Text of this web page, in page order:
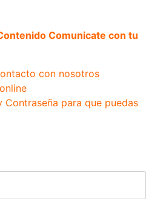
Comunicate con tu
con nosotros
para que puedas